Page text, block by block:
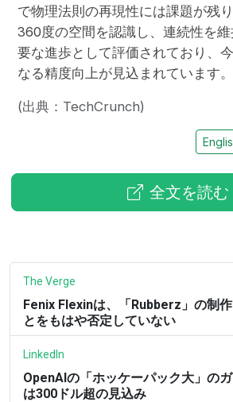
で物理法則の再現性には課題が残
360度の空間を認識し、連続性を
要な進歩として評価されており、
なる精度向上が見込まれています。
(出典：TechCrunch)
全文を読む
The Verge
Fenix Flexinは、「Rubberz」の制
とをもはや否定していない
LinkedIn
OpenAIの「ホッケーパック大」の
は300ドル超の見込み